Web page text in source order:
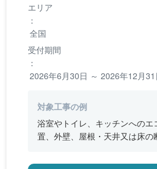
エリア
：
全国
受付期間
：
2026年6月30日 ～ 2026年12月31
対象工事の例
浴室やトイレ、キッチンへのエ
置、外壁、屋根・天井又は床の
のバリアフリー改修